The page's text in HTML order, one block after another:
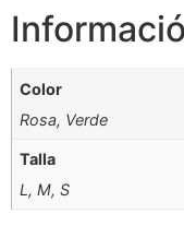
Color
Rosa, Verde
Talla
L, M, S